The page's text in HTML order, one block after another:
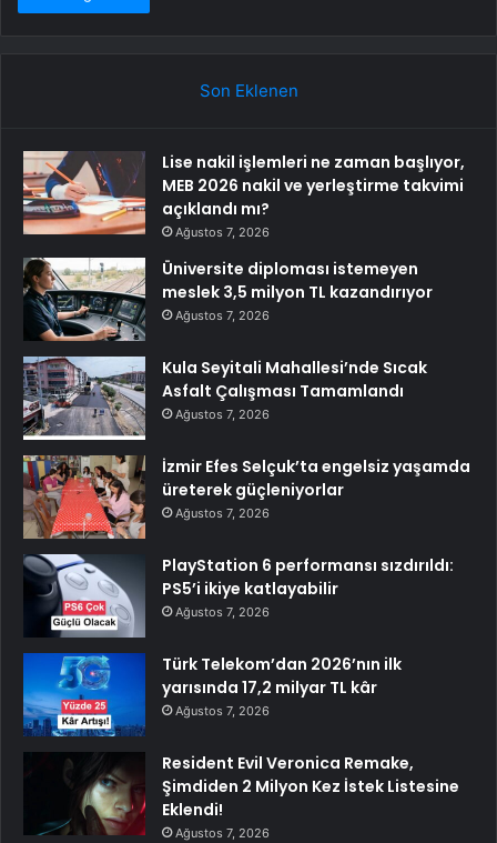
Son Eklenen
Lise nakil işlemleri ne zaman başlıyor,
MEB 2026 nakil ve yerleştirme takvimi
açıklandı mı?
Ağustos 7, 2026
Üniversite diploması istemeyen
meslek 3,5 milyon TL kazandırıyor
Ağustos 7, 2026
Kula Seyitali Mahallesi’nde Sıcak
Asfalt Çalışması Tamamlandı
Ağustos 7, 2026
İzmir Efes Selçuk’ta engelsiz yaşamda
üreterek güçleniyorlar
Ağustos 7, 2026
PlayStation 6 performansı sızdırıldı:
PS5’i ikiye katlayabilir
Ağustos 7, 2026
Türk Telekom’dan 2026’nın ilk
yarısında 17,2 milyar TL kâr
Ağustos 7, 2026
Resident Evil Veronica Remake,
Şimdiden 2 Milyon Kez İstek Listesine
Eklendi!
Ağustos 7, 2026